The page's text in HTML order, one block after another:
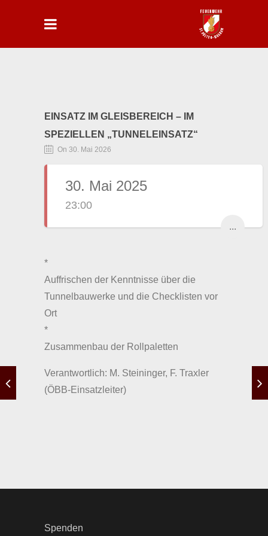
EINSATZ IM GLEISBEREICH – IM
SPEZIELLEN „TUNNELEINSATZ“
On 30. Mai 2026
30. Mai 2025
23:00
...
*
Auffrischen der Kenntnisse über die
Tunnelbauwerke und die Checklisten vor
Ort
*
Zusammenbau der Rollpaletten
Verantwortlich: M. Steininger, F. Traxler
(ÖBB-Einsatzleiter)
Spenden